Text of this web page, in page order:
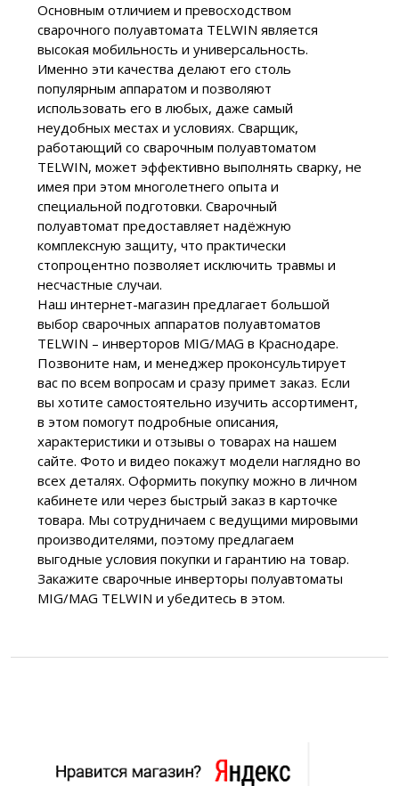
Основным отличием и превосходством
сварочного полуавтомата TELWIN является
высокая мобильность и универсальность.
Именно эти качества делают его столь
популярным аппаратом и позволяют
использовать его в любых, даже самый
неудобных местах и условиях. Сварщик,
работающий со сварочным полуавтоматом
TELWIN, может эффективно выполнять сварку, не
имея при этом многолетнего опыта и
специальной подготовки. Сварочный
полуавтомат предоставляет надёжную
комплексную защиту, что практически
стопроцентно позволяет исключить травмы и
несчастные случаи.
Наш интернет-магазин предлагает большой
выбор сварочных аппаратов полуавтоматов
TELWIN – инверторов MIG/MAG в Краснодаре.
Позвоните нам, и менеджер проконсультирует
вас по всем вопросам и сразу примет заказ. Если
вы хотите самостоятельно изучить ассортимент,
в этом помогут подробные описания,
характеристики и отзывы о товарах на нашем
сайте. Фото и видео покажут модели наглядно во
всех деталях. Оформить покупку можно в личном
кабинете или через быстрый заказ в карточке
товара. Мы сотрудничаем с ведущими мировыми
производителями, поэтому предлагаем
выгодные условия покупки и гарантию на товар.
Закажите сварочные инверторы полуавтоматы
MIG/MAG TELWIN и убедитесь в этом.